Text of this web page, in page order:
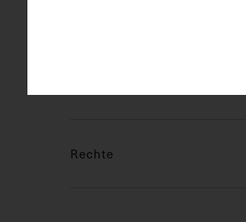
Rechte